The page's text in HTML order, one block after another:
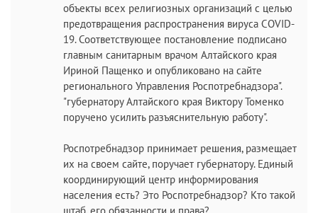
объекты всех религиозных организаций с целью
предотвращения распространения вируса COVID-
19. Соответствующее постановление подписано
главным санитарным врачом Алтайского края
Ириной Пащенко и опубликовано на сайте
регионального Управления Роспотребнадзора".
"губернатору Алтайского края Виктору Томенко
поручено усилить разъяснительную работу".
Роспотребнадзор принимает решения, размещает
их на своем сайте, поручает губернатору. Единый
координирующий центр информирования
населения есть? Это Роспотребнадзор? Кто такой